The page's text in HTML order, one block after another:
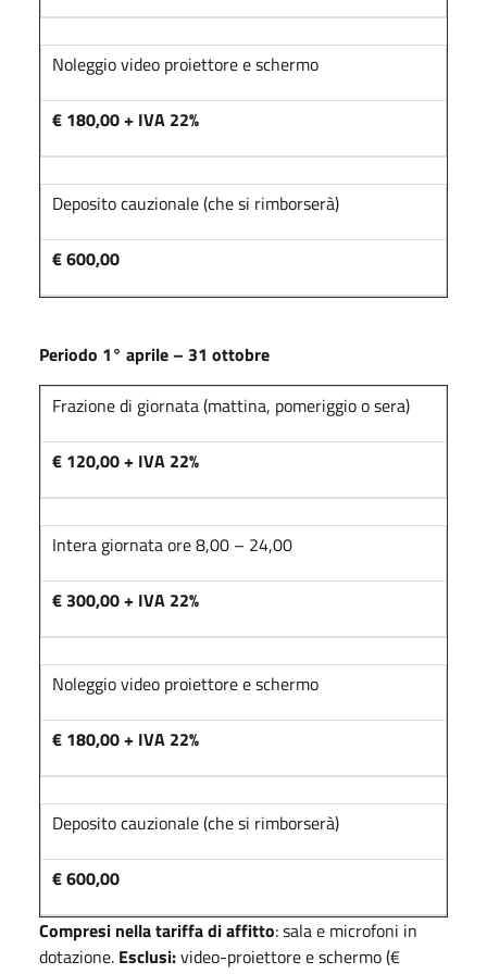
Noleggio video proiettore e schermo
€ 180,00 + IVA 22%
Deposito cauzionale (che si rimborserà)
€ 600,00
Periodo 1° aprile – 31 ottobre
Frazione di giornata (mattina, pomeriggio o sera)
€ 120,00 + IVA 22%
Intera giornata ore 8,00 – 24,00
€ 300,00 + IVA 22%
Noleggio video proiettore e schermo
€ 180,00 + IVA 22%
Deposito cauzionale (che si rimborserà)
€ 600,00
Compresi nella tariffa di affitto: sala e microfoni in
dotazione. Esclusi:video-proiettore e schermo (€